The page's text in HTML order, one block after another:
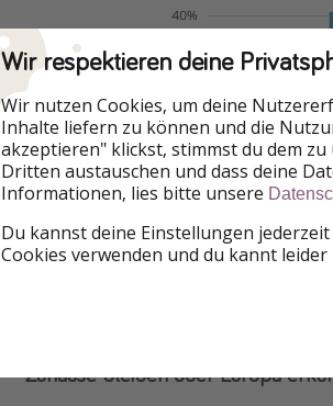
Unsere deutschen Befragten
unsere Nutzer:innen ein bis drei
gibt es jederzeit tolle Last-Minute-
Zuhause bleiben oder Europa
Wir respektieren deine
Wir nutzen Cookies, um deine
Inhalte liefern zu können und die
akzeptieren" klickst, stimmst du dem
Dritten austauschen und dass deine
Informationen, lies bitte unsere
Du kannst deine Einstellungen
Cookies verwenden und du kannt